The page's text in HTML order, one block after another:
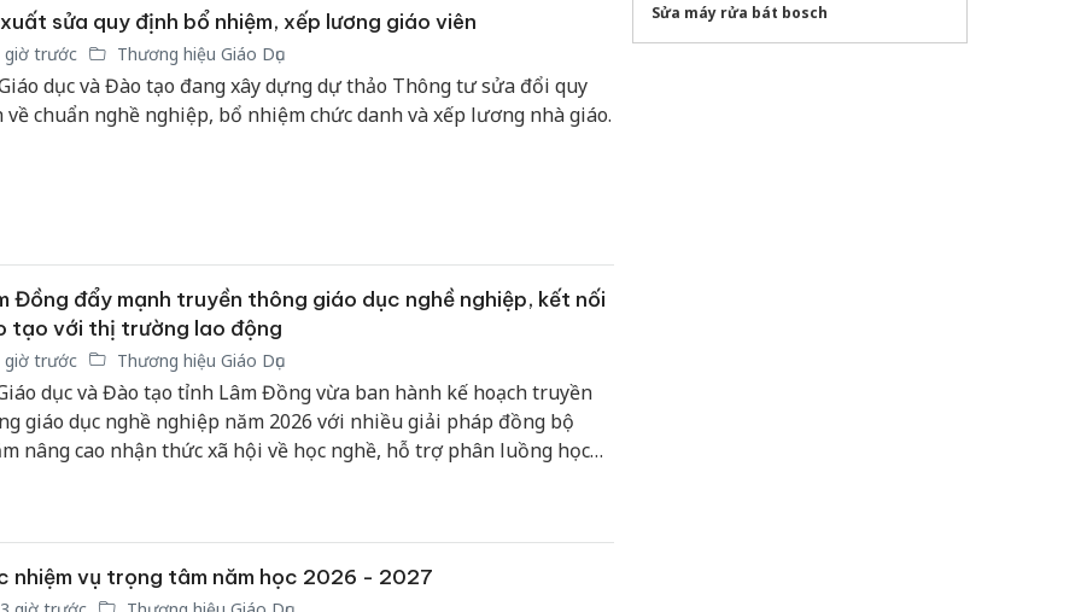
sửa quy định bổ nhiệm, xếp lương giáo viên
giờ trước Thương hiệu Giáo Dục
dục và Đào tạo đang xây dựng dự thảo Thông tư sửa đổi quy
về chuẩn nghề nghiệp, bổ nhiệm chức danh và xếp lương nhà giáo.
Đồng đẩy mạnh truyền thông giáo dục nghề nghiệp, kết nối
tạo với thị trường lao động
giờ trước Thương hiệu Giáo Dục
dục và Đào tạo tỉnh Lâm Đồng vừa ban hành kế hoạch truyền
giáo dục nghề nghiệp năm 2026 với nhiều giải pháp đồng bộ
nâng cao nhận thức xã hội về học nghề, hỗ trợ phân luồng học
địa phương.
nhiệm vụ trọng tâm năm học 2026 - 2027
Sửa máy rửa bát bosch